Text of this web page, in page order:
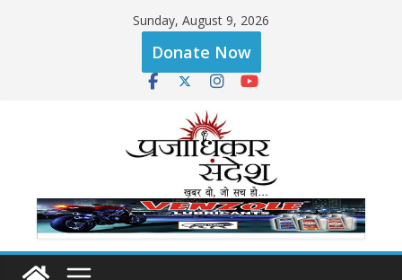
Sunday, August 9, 2026
Donate Now